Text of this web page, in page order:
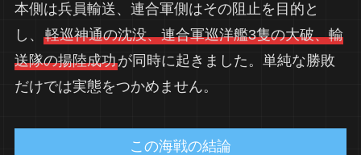
本側は兵員輸送、連合軍側はその阻止を目的と
し、 軽巡神通の沈没、連合軍巡洋艦3隻の大破、輸
送隊の揚陸成功が同時に起きました。単純な勝敗
だけでは実態をつかめません。
この海戦の結論